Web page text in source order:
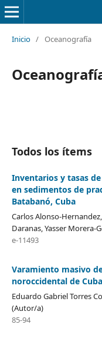
Inicio / Oceanografía
Todos los ítems
Inventarios y tasas
en sedimentos de
Batabanó, Cuba
Carlos Alonso-
Daranas, Yasser Morera-
e-11493
Varamiento masivo
noroccidental de Cuba
Eduardo Gabriel Torres
(Autor/a)
85-94